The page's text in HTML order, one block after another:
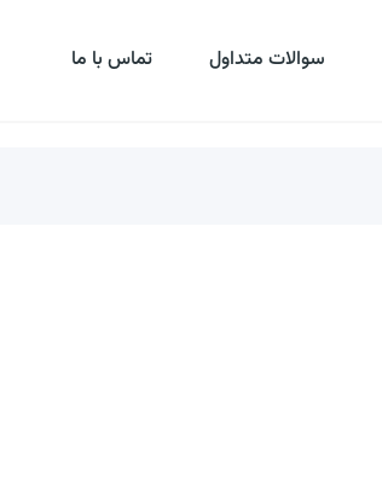
سوالات متداول تماس با ما